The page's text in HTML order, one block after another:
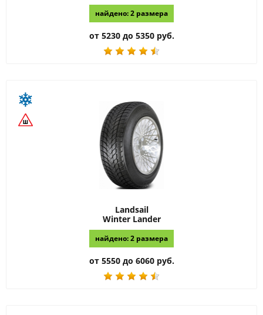
найдено: 2 размера
от 5230 до 5350 руб.
Landsail
Winter Lander
найдено: 2 размера
от 5550 до 6060 руб.